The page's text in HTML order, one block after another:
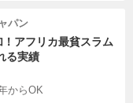
パン
！アフリカ最貧スラム
る実績
からOK